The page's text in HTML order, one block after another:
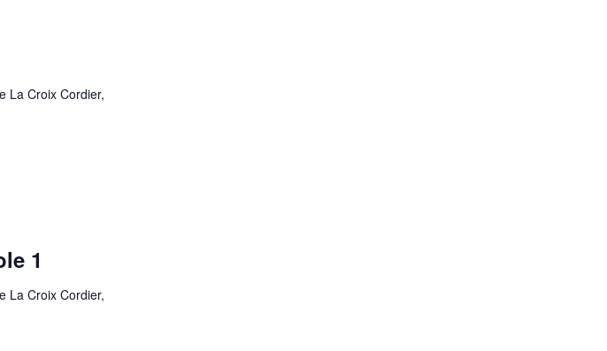
La Croix Cordier,
1
La Croix Cordier,